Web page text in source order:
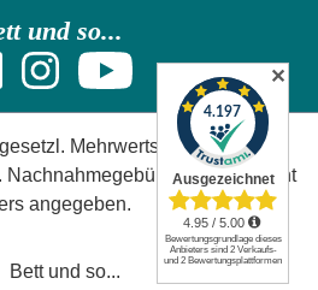
und so...
Mehrwertsteuer zzgl.
Nachnahmegebühren, wenn nicht
angegeben.
Bett und so...
✕